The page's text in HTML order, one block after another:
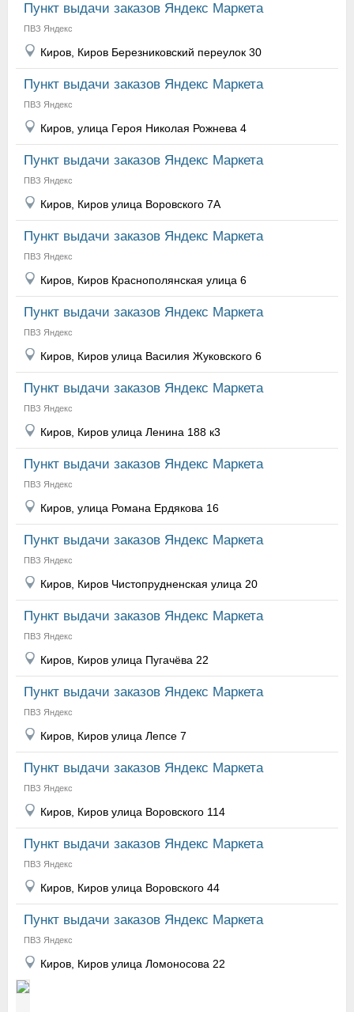
Пункт выдачи заказов Яндекс Маркета
ПВЗ Яндекс
Киров, Киров Березниковский переулок 30
Пункт выдачи заказов Яндекс Маркета
ПВЗ Яндекс
Киров, улица Героя Николая Рожнева 4
Пункт выдачи заказов Яндекс Маркета
ПВЗ Яндекс
Киров, Киров улица Воровского 7А
Пункт выдачи заказов Яндекс Маркета
ПВЗ Яндекс
Киров, Киров Краснополянская улица 6
Пункт выдачи заказов Яндекс Маркета
ПВЗ Яндекс
Киров, Киров улица Василия Жуковского 6
Пункт выдачи заказов Яндекс Маркета
ПВЗ Яндекс
Киров, Киров улица Ленина 188 к3
Пункт выдачи заказов Яндекс Маркета
ПВЗ Яндекс
Киров, улица Романа Ердякова 16
Пункт выдачи заказов Яндекс Маркета
ПВЗ Яндекс
Киров, Киров Чистопрудненская улица 20
Пункт выдачи заказов Яндекс Маркета
ПВЗ Яндекс
Киров, Киров улица Пугачёва 22
Пункт выдачи заказов Яндекс Маркета
ПВЗ Яндекс
Киров, Киров улица Лепсе 7
Пункт выдачи заказов Яндекс Маркета
ПВЗ Яндекс
Киров, Киров улица Воровского 114
Пункт выдачи заказов Яндекс Маркета
ПВЗ Яндекс
Киров, Киров улица Воровского 44
Пункт выдачи заказов Яндекс Маркета
ПВЗ Яндекс
Киров, Киров улица Ломоносова 22